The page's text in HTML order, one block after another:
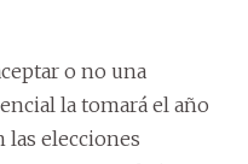
o no una
la tomará el año
las elecciones